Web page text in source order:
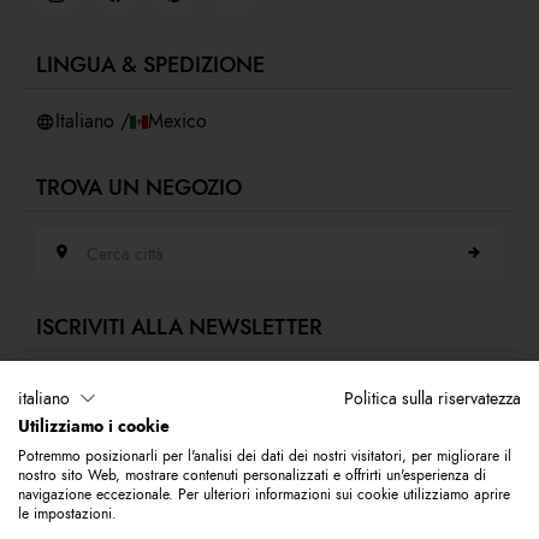
Accessibilità
LINGUA & SPEDIZIONE
Italiano / Mexico
TROVA UN NEGOZIO
Cerca città
ISCRIVITI ALLA NEWSLETTER
Iscriviti alla nostra newsletter per rimanere sempre aggiornato sulle novità
del mondo Braccialini. Subito per te 10% di sconto da utilizzare sul tuo
primo acquisto.
italiano Politica sulla riservatezza
Utilizziamo i cookie
Potremmo posizionarli per l'analisi dei dati dei nostri visitatori, per migliorare il
nostro sito Web, mostrare contenuti personalizzati e offrirti un'esperienza di
navigazione eccezionale. Per ulteriori informazioni sui cookie utilizziamo aprire
le impostazioni.